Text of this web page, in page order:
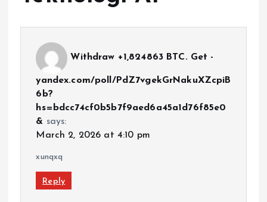
Withdraw +1,824863 BTC. Get -
yandex.com/poll/PdZ7vgekGrNakuXZcpiB
6b?
hs=bdcc74cf0b5b7f9aed6a45a1d76f85e0
& says:
March 2, 2026 at 4:10 pm
xunqxq
Reply